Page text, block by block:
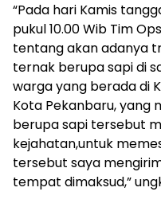
“Pada hari Kamis
pukul 10.00 Wib Tim
tentang akan adanya
ternak berupa sapi di
warga yang berada di
Kota Pekanbaru, yang
berupa sapi tersebut
kejahatan,untuk
tersebut saya
tempat dimaksud,”